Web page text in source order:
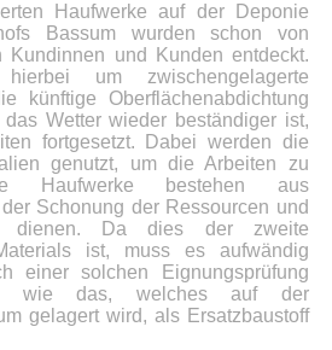
Haufwerke auf der Deponie
Bassum wurden schon von
Kundinnen und Kunden entdeckt.
um zwischengelagerte
künftige Oberflächenabdichtung
Wetter wieder beständiger ist,
fortgesetzt. Dabei werden die
genutzt, um die Arbeiten zu
Haufwerke bestehen aus
Schonung der Ressourcen und
dienen. Da dies der zweite
ist, muss es aufwändig
einer solchen Eignungsprüfung
wie das, welches auf der
gelagert wird, als Ersatzbaustoff